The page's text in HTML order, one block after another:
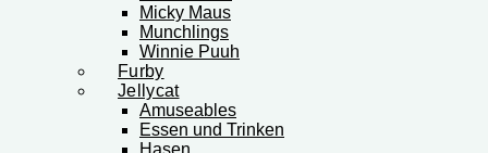
Micky Maus
Munchlings
Winnie Puuh
Furby
Jellycat
Amuseables
Essen und Trinken
Hasen